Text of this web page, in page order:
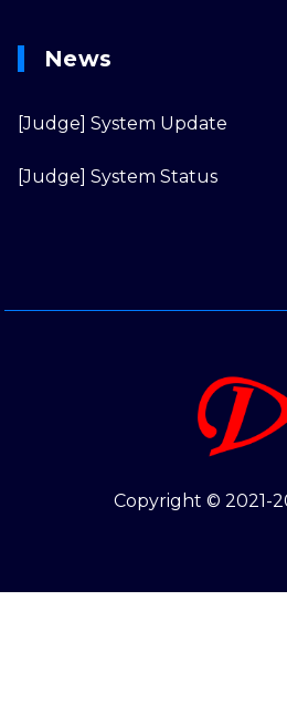
News
[Judge] System Update
[Judge] System Status
Copyright © 2021-